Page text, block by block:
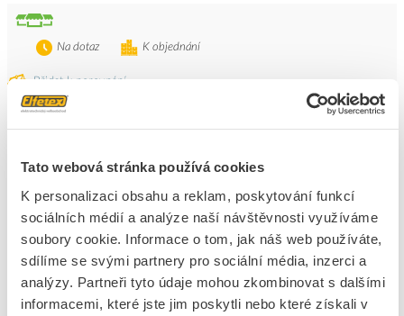
Tato webová stránka používá cookies
K personalizaci obsahu a reklam, poskytování funkcí
sociálních médií a analýze naší návštěvnosti využíváme
soubory cookie. Informace o tom, jak náš web používáte,
sdílíme se svými partnery pro sociální média, inzerci a
analýzy. Partneři tyto údaje mohou zkombinovat s dalšími
informacemi, které jste jim poskytli nebo které získali v
Přidat k porovnání
K objednání
Na dotaz
FENIX Termostat TFT Wifi 230V/16A IP21 černé
sonda
Kód ELFETEX
11.341.648
Kód výrobce
52V4200142
Značka
FENIX